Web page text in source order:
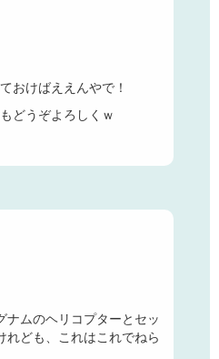
おけばええんやで！
どうぞよろしくｗ
ナムのヘリコプターとセッ
れども、これはこれでねら